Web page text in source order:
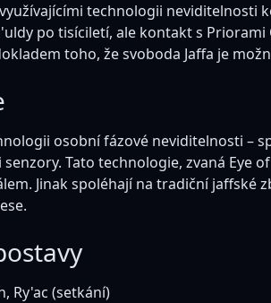
technologii neviditelnosti
po tisíciletí, ale kontakt s
toho, že svoboda Jaffa je
osobní fázové neviditelnosti –
Tato technologie, zvaná Eye
Jinak spoléhají na tradiční jaffské
Ry'ac (setkání)